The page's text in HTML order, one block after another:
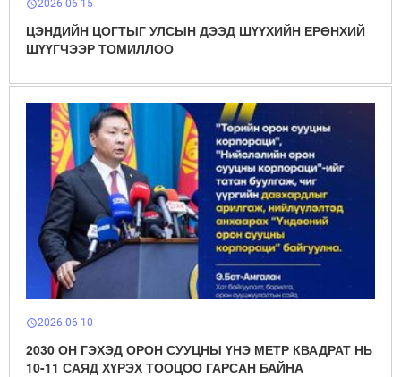
schedule2026-06-15
ЦЭНДИЙН ЦОГТЫГ УЛСЫН ДЭЭД ШҮҮХИЙН ЕРӨНХИЙ
ШҮҮГЧЭЭР ТОМИЛЛОО
schedule2026-06-10
2030 ОН ГЭХЭД ОРОН СУУЦНЫ ҮНЭ МЕТР КВАДРАТ НЬ
10-11 САЯД ХҮРЭХ ТООЦОО ГАРСАН БАЙНА